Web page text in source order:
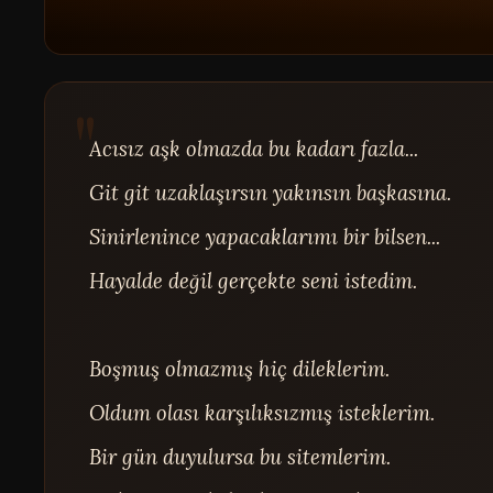
Acısız aşk olmazda bu kadarı fazla...
Git git uzaklaşırsın yakınsın başkasına.
Sinirlenince yapacaklarımı bir bilsen...
Hayalde değil gerçekte seni istedim.
Boşmuş olmazmış hiç dileklerim.
Oldum olası karşılıksızmış isteklerim.
Bir gün duyulursa bu sitemlerim.